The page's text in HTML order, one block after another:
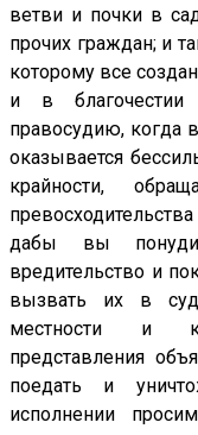
ветви и почки в
прочих граждан; и
которому все
и в
правосудию, когда
оказывается
крайности,
дабы вы
вредительство и
вызвать их в
местности и
представления
поедать и
исполнении